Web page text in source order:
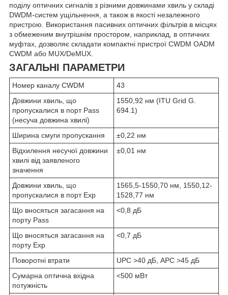
поділу оптичних сигналів з різними довжинами хвиль у складі
DWDM-систем ущільнення, а також в якості незалежного
пристрою. Використання пасивних оптичних фільтрів в місцях
з обмеженим внутрішнім простором, наприклад, в оптичних
муфтах, дозволяє складати компактні пристрої CWDM OADM
CWDM або MUX/DeMUX.
ЗАГАЛЬНІ ПАРАМЕТРИ
Номер каналу CWDM
43
Довжини хвиль, що
пропускалися в порт Pass
(несуча довжина хвилі)
1550,92 нм (ITU Grid G.
694.1)
Ширина смуги пропускання
±0,22 нм
Відхилення несучої довжини
хвилі від заявленого
значення
±0,01 нм
Довжини хвиль, що
пропускалися в порт Exp
1565,5-1550,70 нм, 1550,12-
1528,77 нм
Що вносяться загасання на
порту Pass
<0,8 дБ
Що вносяться загасання на
порту Exp
<0,7 дБ
Поворотні втрати
UPC >40 дБ, APC >45 дБ
Сумарна оптична вхідна
потужність
<500 мВт